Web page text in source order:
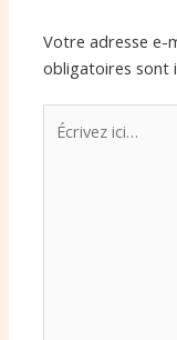
Votre adresse e-
obligatoires sont
Écrivez
ici…